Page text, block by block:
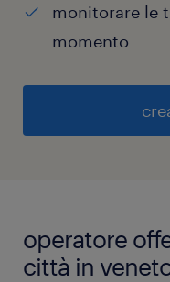
monitorare le
momento
operatore
città in